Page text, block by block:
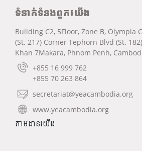
ទំនាក់ទំនងពួកយើង
Building C2, 5Floor, Zone B, Olympia
(St. 217) Corner Tephorn Blvd (St.
Khan 7Makara, Phnom Penh,
+855 16 999 762
+855 70 263 864
secretariat@yeacambodia.org
www.yeacambodia.org
តាមដានយើង